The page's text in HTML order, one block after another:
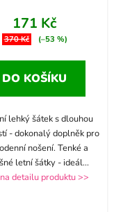
171 Kč
370 Kč (–53 %)
DO KOŠÍKU
lehký šátek s dlouhou
- dokonalý doplněk pro
nošení. Tenké a
letní šátky - ideál...
detailu produktu >>